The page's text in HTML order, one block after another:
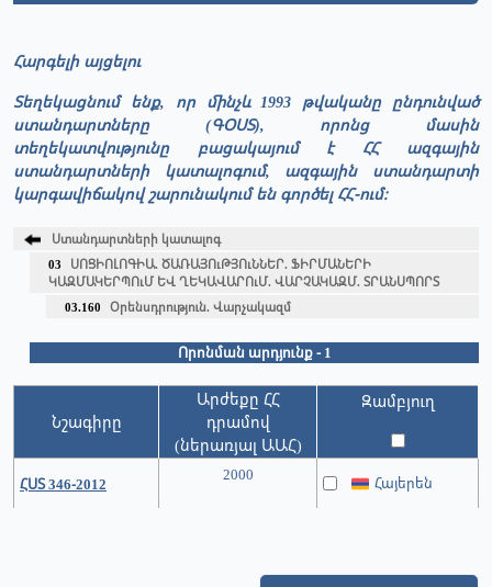
Հարգելի այցելու
Տեղեկացնում ենք, որ մինչև 1993 թվականը ընդունված
ստանդարտները (ԳՕՍՏ), որոնց մասին
տեղեկատվությունը բացակայում է ՀՀ ազգային
ստանդարտների կատալոգում, ազգային ստանդարտի
կարգավիճակով շարունակում են գործել ՀՀ-ում։
Ստանդարտների կատալոգ
03
ՍՈՑԻՈԼՈԳԻԱ. ԾԱՌԱՅՈւԹՅՈւՆՆԵՐ. ՖԻՐՄԱՆԵՐԻ
ԿԱԶՄԱԿԵՐՊՈւՄ ԵՎ ՂԵԿԱՎԱՐՈւՄ. ՎԱՐՉԱԿԱԶՄ. ՏՐԱՆՍՊՈՐՏ
03.160 Օրենսդրություն. Վարչակազմ
Որոնման արդյունք - 1
Նշագիրը
Արժեքը ՀՀ
դրամով
(ներառյալ ԱԱՀ)
Զամբյուղ
ՀՍՏ 346-2012 2000 Հայերեն